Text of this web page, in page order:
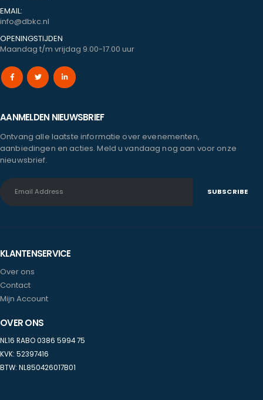
EMAIL:
info@dbkc.nl
OPENINGSTIJDEN
Maandag t/m vrijdag 9.00-17.00 uur
AANMELDEN NIEUWSBRIEF
Ontvang alle laatste informatie over evenementen,
aanbiedingen en acties. Meld u vandaag nog aan voor onze
nieuwsbrief.
KLANTENSERVICE
Over ons
Contact
Mijn Account
OVER ONS
NL16 RABO 0386 5994 75
KVK: 52397416
BTW: NL850426017B01